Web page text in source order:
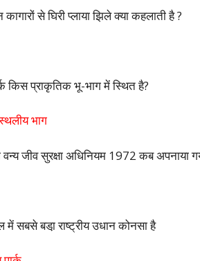
कागारों से घिरी प्लाया झिले क्या कहलाती है ?
प्राकृतिक भू-भाग में स्थित है?
भाग
वन्य जीव सुरक्षा अधिनियम 1972 कब अपनाया
सबसे बडा़ राष्ट्रीय उधान कोनसा है